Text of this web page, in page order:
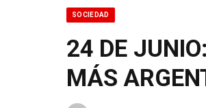
SOCIEDAD
24 DE
MÁS